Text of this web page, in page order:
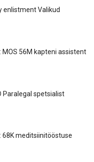
enlistment Valikud
56M kapteni assistent
Paralegal spetsialist
68K meditsiinitööstuse